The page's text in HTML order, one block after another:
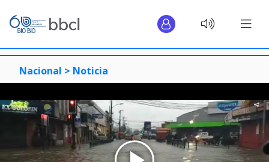
Nacional > Noticia